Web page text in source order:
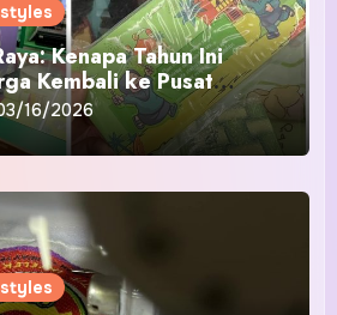
Kenapa Tahun Ini
Kembali ke Pusat
16/2026